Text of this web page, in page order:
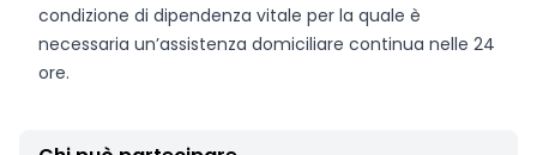
condizione di dipendenza vitale per la quale è
necessaria un’assistenza domiciliare continua nelle 24
ore.